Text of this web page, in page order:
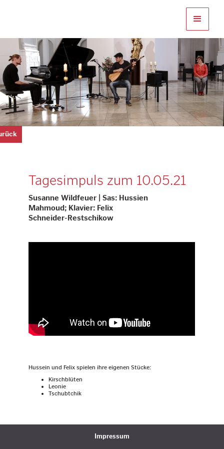
Tagesimpuls zum 10.05.21
Susanne Wildfeuer | Sas: Hussien
Mahmoud; Klavier: Felix
Schneider-Restschikow
Hussein und Felix spielen ihre eigenen Stücke:
Kirschblüten
Leonie
Tschubtchik
Impressum